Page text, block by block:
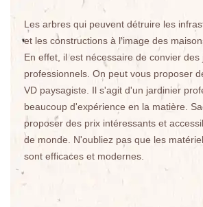
Les arbres qui peuvent détruire les
et les constructions à l'image des
En effet, il est nécessaire de convier des
professionnels. On peut vous proposer
VD paysagiste. Il s'agit d'un jardinier
beaucoup d'expérience en la matière.
proposer des prix intéressants et
de monde. N'oubliez pas que les
sont efficaces et modernes.